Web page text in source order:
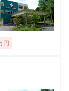
務時間相談可
きやすさ◎｜
円